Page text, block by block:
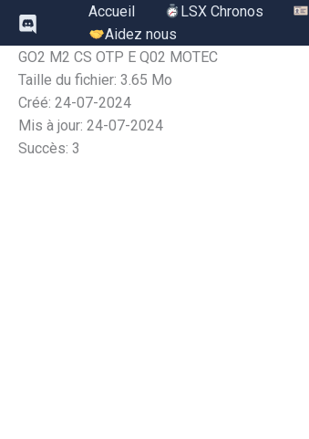
Aller
contenu
Accueil LSX Chronos
Aidez nous
GO2 M2 CS OTP E Q02 MOTEC
Taille du fichier: 3.65 Mo
Créé: 24-07-2024
Mis à jour: 24-07-2024
Succès: 3